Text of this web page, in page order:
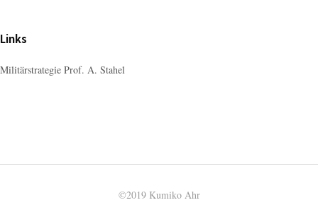
Links
Militärstrategie Prof. A. Stahel
©2019 Kumiko Ahr